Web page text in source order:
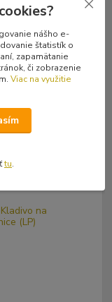
(CD)
DPH
1 ks
do košíka
nášho e-
štatistík o
zapamätanie
či zobrazenie
Viac na využitie
tu.